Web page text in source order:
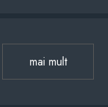
mai mult